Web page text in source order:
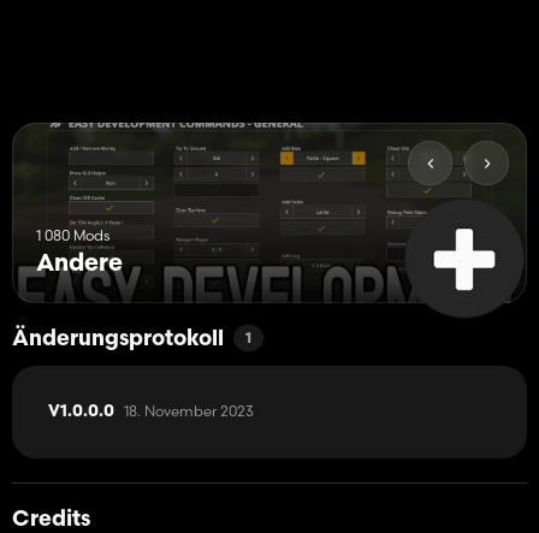
1 080 Mods
Andere
Änderungsprotokoll 1
V1.0.0.0 18. November 2023
Credits